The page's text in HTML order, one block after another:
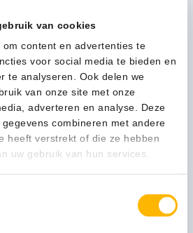
van cookies
content en advertenties te
voor social media te bieden en
te analyseren. Ook delen we
van onze site met onze
adverteren en analyse. Deze
combineren met andere
heeft verstrekt of die ze hebben
uw gebruik van hun services.
MTS Europroducts
Lotion zeep
transparant
nodig?